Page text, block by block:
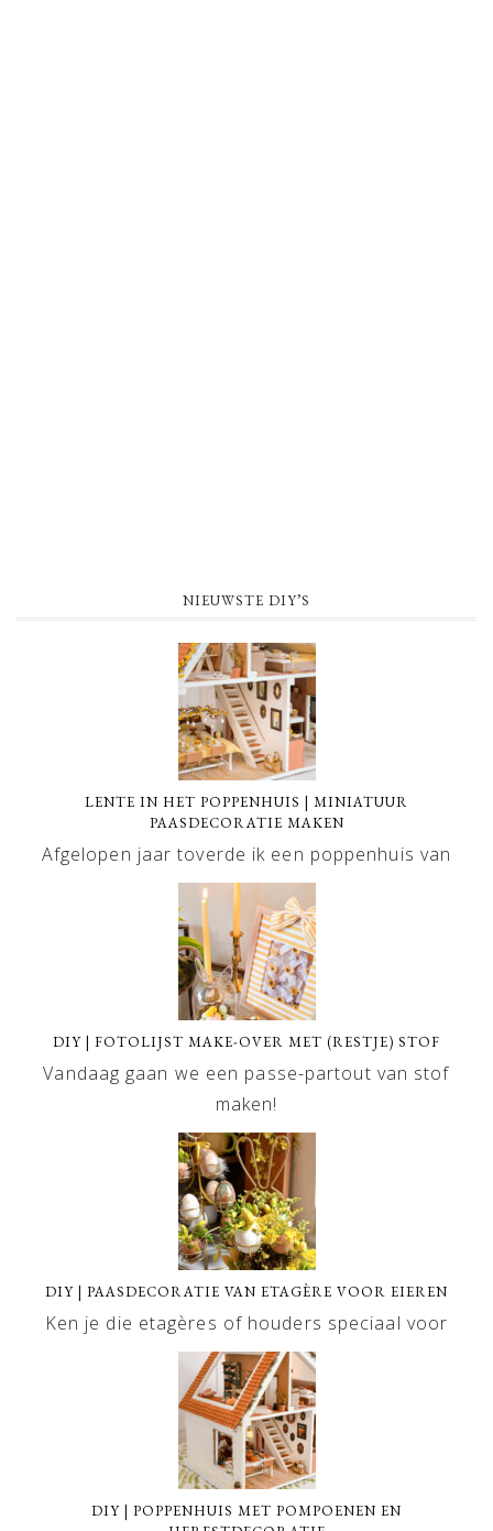
NIEUWSTE DIY’S
LENTE IN HET POPPENHUIS | MINIATUUR
PAASDECORATIE MAKEN
Afgelopen jaar toverde ik een poppenhuis van
DIY | FOTOLIJST MAKE-OVER MET (RESTJE) STOF
Vandaag gaan we een passe-partout van stof
maken!
DIY | PAASDECORATIE VAN ETAGÈRE VOOR EIEREN
Ken je die etagères of houders speciaal voor
DIY | POPPENHUIS MET POMPOENEN EN